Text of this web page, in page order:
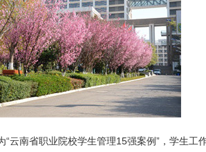
南省职业院校学生管理15强案例”，学生工